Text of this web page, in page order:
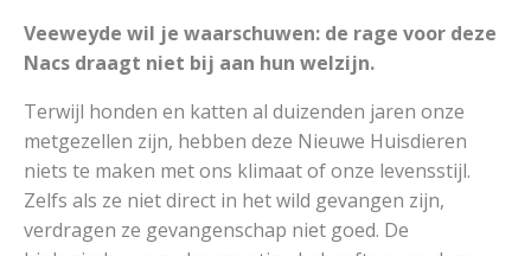
Veeweyde wil je waarschuwen: de rage voor deze
Nacs draagt niet bij aan hun welzijn.
Terwijl honden en katten al duizenden jaren onze
metgezellen zijn, hebben deze Nieuwe Huisdieren
niets te maken met ons klimaat of onze levensstijl.
Zelfs als ze niet direct in het wild gevangen zijn,
verdragen ze gevangenschap niet goed. De